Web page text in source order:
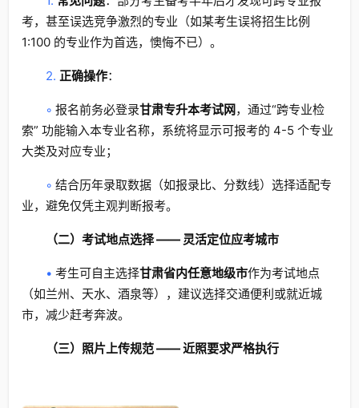
考，甚至误选竞争激烈的专业（如某考生误将招生比例
1:100 的专业作为首选，懊悔不已）。
2.正确操作：
◦报名前务必登录甘肃专升本考试网，通过“跨专业检
索” 功能输入本专业名称，系统将显示可报考的 4-5 个专业
大类及对应专业；
◦结合历年录取数据（如报录比、分数线）选择适配专
业，避免仅凭主观判断报考。
（二）考试地点选择 —— 灵活定位应考城市
•考生可自主选择甘肃省内任意地级市作为考试地点
（如兰州、天水、酒泉等），建议选择交通便利或就近城
市，减少赶考奔波。
（三）照片上传规范 —— 近照要求严格执行